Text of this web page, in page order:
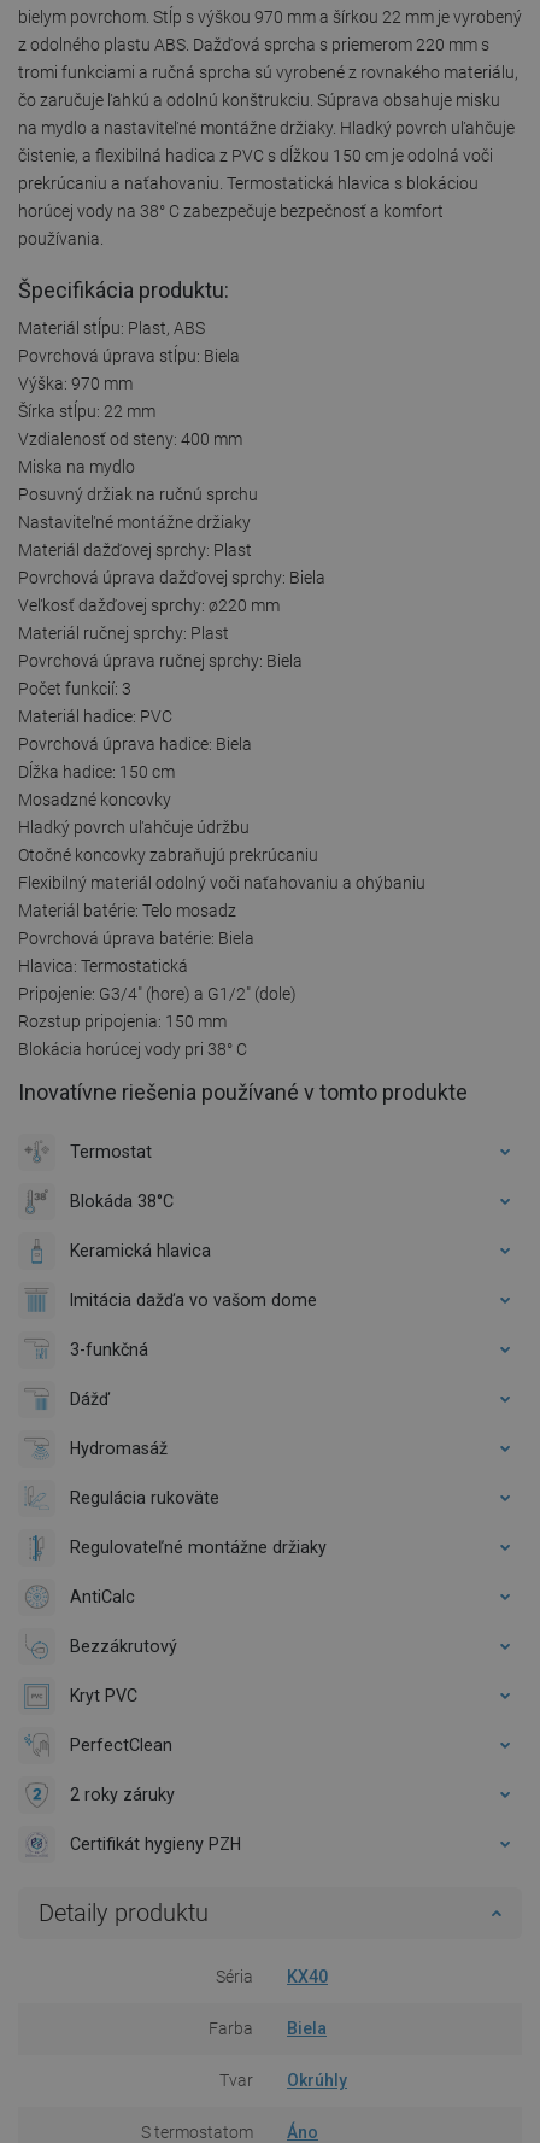
bielym povrchom. Stĺp s výškou 970 mm a šírkou 22 mm je vyrobený
z odolného plastu ABS. Dažďová sprcha s priemerom 220 mm s
tromi funkciami a ručná sprcha sú vyrobené z rovnakého materiálu,
čo zaručuje ľahkú a odolnú konštrukciu. Súprava obsahuje misku
na mydlo a nastaviteľné montážne držiaky. Hladký povrch uľahčuje
čistenie, a flexibilná hadica z PVC s dĺžkou 150 cm je odolná voči
prekrúcaniu a naťahovaniu. Termostatická hlavica s blokáciou
horúcej vody na 38° C zabezpečuje bezpečnosť a komfort
používania.
Špecifikácia produktu:
Materiál stĺpu: Plast, ABS
Povrchová úprava stĺpu: Biela
Výška: 970 mm
Šírka stĺpu: 22 mm
Vzdialenosť od steny: 400 mm
Miska na mydlo
Posuvný držiak na ručnú sprchu
Nastaviteľné montážne držiaky
Materiál dažďovej sprchy: Plast
Povrchová úprava dažďovej sprchy: Biela
Veľkosť dažďovej sprchy: ø220 mm
Materiál ručnej sprchy: Plast
Povrchová úprava ručnej sprchy: Biela
Počet funkcií: 3
Materiál hadice: PVC
Povrchová úprava hadice: Biela
Dĺžka hadice: 150 cm
Mosadzné koncovky
Hladký povrch uľahčuje údržbu
Otočné koncovky zabraňujú prekrúcaniu
Flexibilný materiál odolný voči naťahovaniu a ohýbaniu
Materiál batérie: Telo mosadz
Povrchová úprava batérie: Biela
Hlavica: Termostatická
Pripojenie: G3/4" (hore) a G1/2" (dole)
Rozstup pripojenia: 150 mm
Blokácia horúcej vody pri 38° C
Inovatívne riešenia používané v tomto produkte
Termostat
Blokáda 38°C
Keramická hlavica
Imitácia dažďa vo vašom dome
3-funkčná
Dážď
Hydromasáž
Regulácia rukoväte
Regulovateľné montážne držiaky
AntiCalc
Bezzákrutový
Kryt PVC
PerfectClean
2 roky záruky
Certifikát hygieny PZH
Detaily produktu
Séria KX40
Farba Biela
Tvar Okrúhly
S termostatom Áno